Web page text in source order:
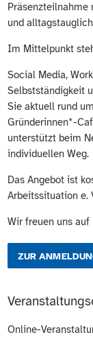
und
Im Mittelpunkt
Social Media,
Selbstständigkeit
Sie aktuell rund
Gründerinnen*-
unterstützt beim
individuellen Weg.
Das Angebot ist
Arbeitssituation e.
Wir freuen uns
ZUR
Online-